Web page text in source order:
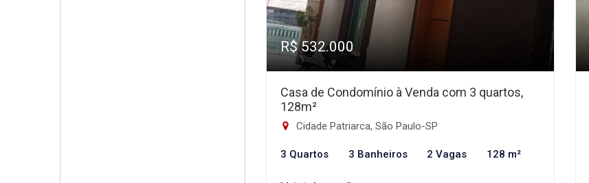
R$ 532.000
Casa de Condomínio à Venda com 3 quartos,
128m²
Cidade Patriarca, São Paulo-SP
3 Quartos 3 Banheiros 2 Vagas 128 m²